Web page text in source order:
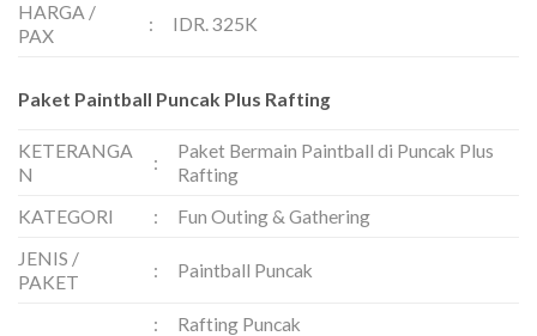
HARGA /
PAX
: IDR. 325K
Paket Paintball Puncak Plus Rafting
KETERANGA
N
:
Paket Bermain Paintball di Puncak Plus
Rafting
KATEGORI
:
Fun Outing & Gathering
JENIS /
PAKET
: Paintball Puncak
:
Rafting Puncak